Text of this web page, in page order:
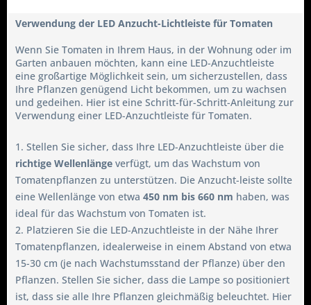
Verwendung der LED Anzucht-Lichtleiste für Tomaten
Wenn Sie Tomaten in Ihrem Haus, in der Wohnung oder im
Garten anbauen möchten, kann eine LED-Anzuchtleiste
eine großartige Möglichkeit sein, um sicherzustellen, dass
Ihre Pflanzen genügend Licht bekommen, um zu wachsen
und gedeihen. Hier ist eine Schritt-für-Schritt-Anleitung zur
Verwendung einer LED-Anzuchtleiste für Tomaten.
1. Stellen Sie sicher, dass Ihre LED-Anzuchtleiste über die
richtige Wellenlänge verfügt, um das Wachstum von
Tomatenpflanzen zu unterstützen. Die Anzucht-leiste sollte
eine Wellenlänge von etwa 450 nm bis 660 nm haben, was
ideal für das Wachstum von Tomaten ist.
2. Platzieren Sie die LED-Anzuchtleiste in der Nähe Ihrer
Tomatenpflanzen, idealerweise in einem Abstand von etwa
15-30 cm (je nach Wachstumsstand der Pflanze) über den
Pflanzen. Stellen Sie sicher, dass die Lampe so positioniert
ist, dass sie alle Ihre Pflanzen gleichmäßig beleuchtet. Hier